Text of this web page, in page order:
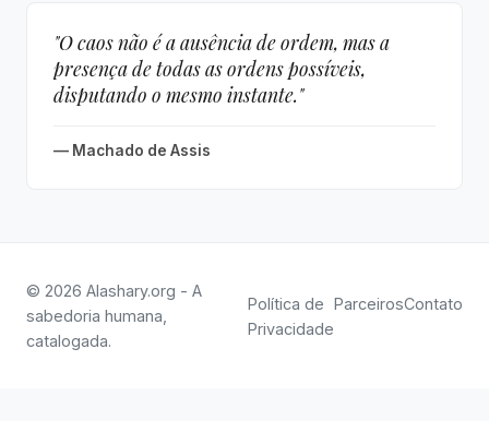
"O caos não é a ausência de ordem, mas a
presença de todas as ordens possíveis,
disputando o mesmo instante."
— Machado de Assis
© 2026 Alashary.org - A
sabedoria humana,
catalogada.
Política de
Privacidade
ParceirosContato